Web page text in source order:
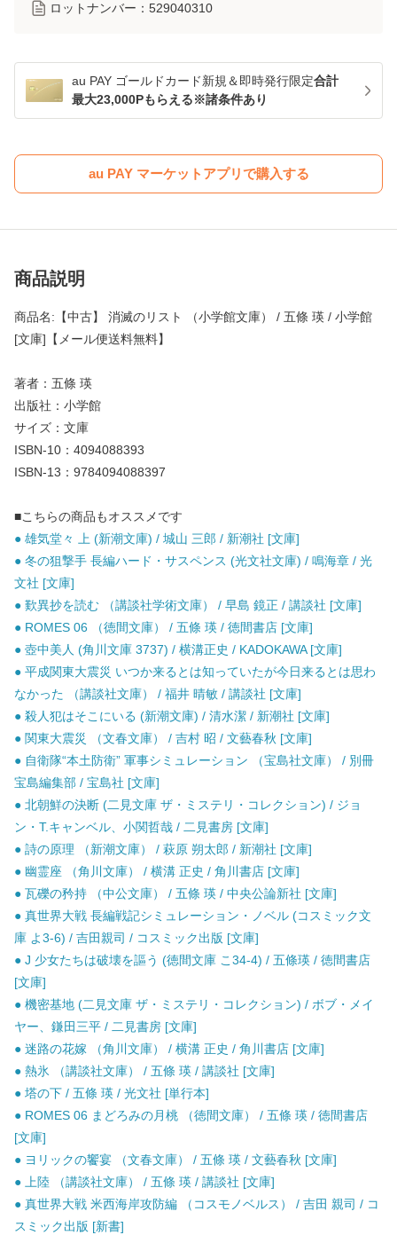
ロットナンバー： 529040310
au PAY ゴールドカード新規＆即時発行限定合計
最大23,000Pもらえる※諸条件あり
au PAY マーケットアプリで購入する
商品説明
商品名:【中古】 消滅のリスト （小学館文庫） / 五條 瑛 / 小学館
[文庫]【メール便送料無料】
著者：五條 瑛
出版社：小学館
サイズ：文庫
ISBN-10：4094088393
ISBN-13：9784094088397
■こちらの商品もオススメです
● 雄気堂々 上 (新潮文庫) / 城山 三郎 / 新潮社 [文庫]
● 冬の狙撃手 長編ハード・サスペンス (光文社文庫) / 鳴海章 / 光
文社 [文庫]
● 歎異抄を読む （講談社学術文庫） / 早島 鏡正 / 講談社 [文庫]
● ROMES 06 （徳間文庫） / 五條 瑛 / 徳間書店 [文庫]
● 壺中美人 (角川文庫 3737) / 横溝正史 / KADOKAWA [文庫]
● 平成関東大震災 いつか来るとは知っていたが今日来るとは思わ
なかった （講談社文庫） / 福井 晴敏 / 講談社 [文庫]
● 殺人犯はそこにいる (新潮文庫) / 清水潔 / 新潮社 [文庫]
● 関東大震災 （文春文庫） / 吉村 昭 / 文藝春秋 [文庫]
● 自衛隊“本土防衛” 軍事シミュレーション （宝島社文庫） / 別冊
宝島編集部 / 宝島社 [文庫]
● 北朝鮮の決断 (二見文庫 ザ・ミステリ・コレクション) / ジョ
ン・T.キャンベル、小関哲哉 / 二見書房 [文庫]
● 詩の原理 （新潮文庫） / 萩原 朔太郎 / 新潮社 [文庫]
● 幽霊座 （角川文庫） / 横溝 正史 / 角川書店 [文庫]
● 瓦礫の矜持 （中公文庫） / 五條 瑛 / 中央公論新社 [文庫]
● 真世界大戦 長編戦記シミュレーション・ノベル (コスミック文
庫 よ3-6) / 吉田親司 / コスミック出版 [文庫]
● J 少女たちは破壊を謳う (徳間文庫 こ34-4) / 五條瑛 / 徳間書店
[文庫]
● 機密基地 (二見文庫 ザ・ミステリ・コレクション) / ボブ・メイ
ヤー、鎌田三平 / 二見書房 [文庫]
● 迷路の花嫁 （角川文庫） / 横溝 正史 / 角川書店 [文庫]
● 熱氷 （講談社文庫） / 五條 瑛 / 講談社 [文庫]
● 塔の下 / 五條 瑛 / 光文社 [単行本]
● ROMES 06 まどろみの月桃 （徳間文庫） / 五條 瑛 / 徳間書店
[文庫]
● ヨリックの饗宴 （文春文庫） / 五條 瑛 / 文藝春秋 [文庫]
● 上陸 （講談社文庫） / 五條 瑛 / 講談社 [文庫]
● 真世界大戦 米西海岸攻防編 （コスモノベルス） / 吉田 親司 / コ
スミック出版 [新書]